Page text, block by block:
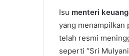
Isu menteri
yang menampilkan
telah resmi
seperti “Sri